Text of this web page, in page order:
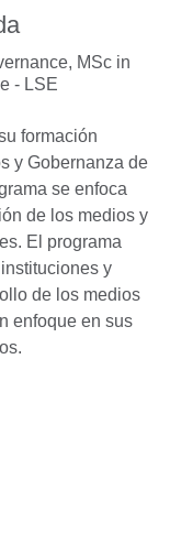
MSc in
- LSE
formación
y Gobernanza de
se enfoca
de los medios y
El programa
y
de los medios
enfoque en sus